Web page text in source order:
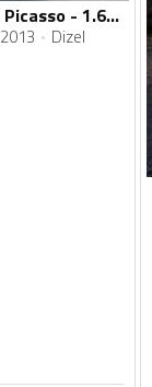
Citroen - C3 Picasso - 1.6hdi
2013 Dizel